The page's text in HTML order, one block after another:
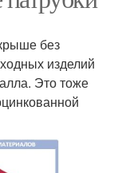
без
изделий
Это тоже